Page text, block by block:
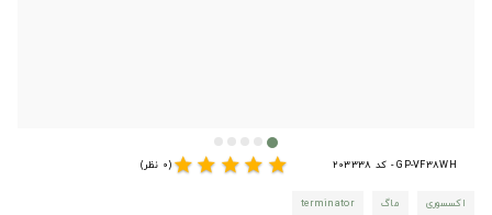
GP-VF38WH - کد 203338 star
star
star
star
star(0 نظر)
اکسسوری ماگ terminator